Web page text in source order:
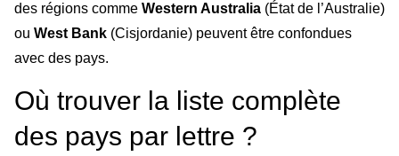
des régions comme Western Australia (État de l’Australie)
ou West Bank (Cisjordanie) peuvent être confondues
avec des pays.
Où trouver la liste complète
des pays par lettre ?